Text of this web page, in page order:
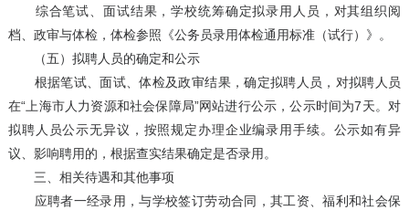
综合笔试、面试结果，学校统筹确定拟录用人员，对其组织阅
档、政审与体检，体检参照《公务员录用体检通用标准（试行）》。
（五）拟聘人员的确定和公示
根据笔试、面试、体检及政审结果，确定拟聘人员，对拟聘人员
在“上海市人力资源和社会保障局”网站进行公示，公示时间为7天。对
拟聘人员公示无异议，按照规定办理企业编录用手续。公示如有异
议、影响聘用的，根据查实结果确定是否录用。
三、相关待遇和其他事项
应聘者一经录用，与学校签订劳动合同，其工资、福利和社会保